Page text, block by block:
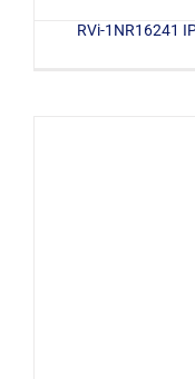
RVi-1NR16241